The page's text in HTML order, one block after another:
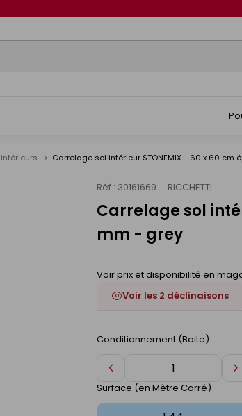
Carrelage sol intérieur STONEMIX - 60 x 60 cm
Réf : 30161669 RICCHETTI
Carrelage sol
mm - grey
Voir prix et disponibilité en
Voir les 2 déclinaisons
Conditionnement (Boite)
Diminuer
de
Surface (en Mètre Carré)